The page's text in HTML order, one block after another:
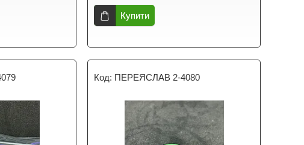
Купити
ПЕРЕЯСЛАВ 2-4080